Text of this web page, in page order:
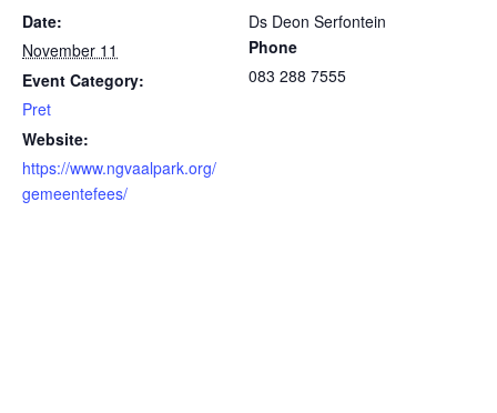
Date:
November 11
Event Category:
Pret
Website:
https://www.ngvaalpark.org/
gemeentefees/
Ds Deon Serfontein
Phone
083 288 7555